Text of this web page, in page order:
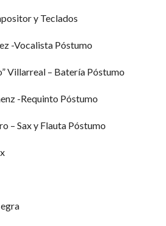
y Teclados
-Vocalista Póstumo
Villarreal – Batería Póstumo
-Requinto Póstumo
– Sax y Flauta Póstumo